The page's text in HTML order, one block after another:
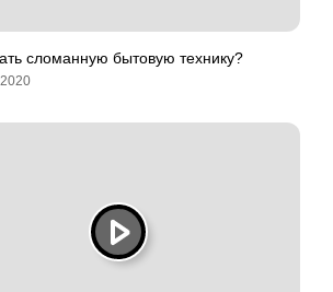
сломанную бытовую технику?